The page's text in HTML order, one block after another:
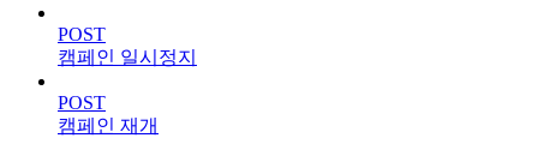
POST
캠페인 일시정지
POST
캠페인 재개